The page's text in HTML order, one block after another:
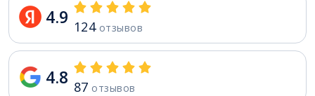
4.9 124отзывов
4.8 87 отзывов